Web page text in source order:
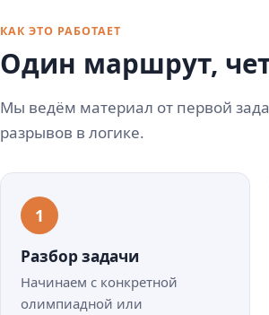
КАК ЭТО РАБОТАЕТ
Один маршрут,
Мы ведём материал от первой
разрывов в логике.
Разбор задачи
Начинаем с конкретной
олимпиадной или